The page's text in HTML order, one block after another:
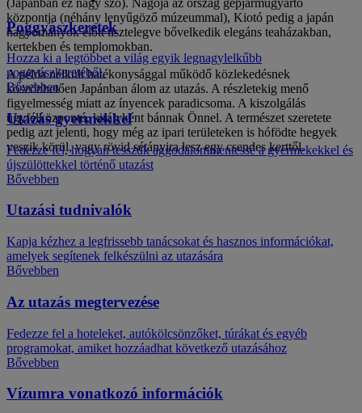
központja (néhány lenyűgöző múzeummal), Kiotó pedig a japán
hagyományok előtt tisztelegve bővelkedik elegáns teaházakban,
kertekben és templomokban.
A példa nélküli hatékonysággal működő közlekedésnek
köszönhetően Japánban álom az utazás. A részletekig menő
figyelmesség miatt az ínyencek paradicsoma. A kiszolgálás
ügyfélközpontú, királyként bánnak Önnel. A természet szeretete
pedig azt jelenti, hogy még az ipari területeken is hófödte hegyek
veszik körül, vagy rövid sétányira lesz egy csendes kerttől.
Poggyászkeretek
Hozza ki a legtöbbet a világ egyik legnagylelkűbb
poggyászkeretéből.
Bővebben
Utazás gyermekkel
Fedezze fel, hogyan tesszük aggodalommentessé a gyermekekkel és
újszülöttekkel történő utazást
Bővebben
Utazási tudnivalók
Kapja kézhez a legfrissebb tanácsokat és hasznos információkat,
amelyek segítenek felkészülni az utazására
Bővebben
Az utazás megtervezése
Fedezze fel a hoteleket, autókölcsönzőket, túrákat és egyéb
programokat, amiket hozzáadhat következő utazásához
Bővebben
Vízumra vonatkozó információk